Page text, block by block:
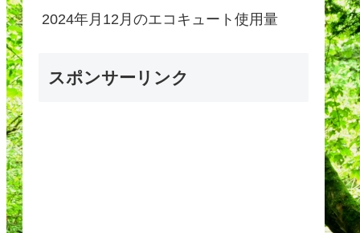
2024年月12月のエコキュート使用量
スポンサーリンク